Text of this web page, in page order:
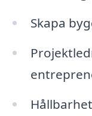
Skapa